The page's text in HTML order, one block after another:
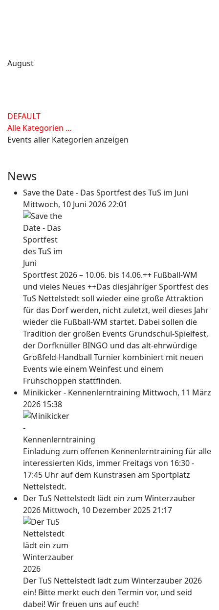
August
DEFAULT
Alle Kategorien ...
Events aller Kategorien anzeigen
News
Save the Date - Das Sportfest des TuS im Juni
Mittwoch, 10 Juni 2026 22:01
Sportfest 2026 – 10.06. bis 14.06.++ Fußball-WM
und vieles Neues ++Das diesjähriger Sportfest des
TuS Nettelstedt soll wieder eine große Attraktion
für das Dorf werden, nicht zuletzt, weil dieses Jahr
wieder die Fußball-WM startet. Dabei sollen die
Tradition der großen Events Grundschul-Spielfest,
der Dorfknüller BINGO und das alt-ehrwürdige
Großfeld-Handball Turnier kombiniert mit neuen
Events wie einem Weinfest und einem
Frühschoppen stattfinden.
Minikicker - Kennenlerntraining Mittwoch, 11 März
2026 15:38
Einladung zum offenen Kennenlerntraining für alle
interessierten Kids, immer Freitags von 16:30 -
17:45 Uhr auf dem Kunstrasen am Sportplatz
Nettelstedt.
Der TuS Nettelstedt lädt ein zum Winterzauber
2026 Mittwoch, 10 Dezember 2025 21:17
Der TuS Nettelstedt lädt zum Winterzauber 2026
ein! Bitte merkt euch den Termin vor, und seid
dabei! Wir freuen uns auf euch!